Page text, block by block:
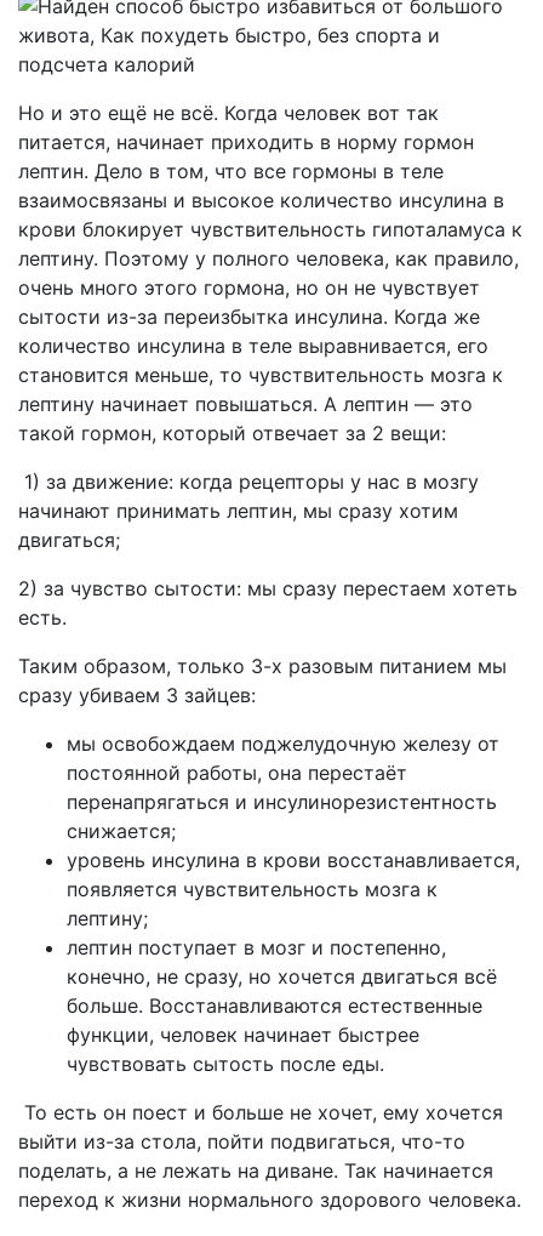
Но и это ещё не всё. Когда человек вот так
питается, начинает приходить в норму гормон
лептин. Дело в том, что все гормоны в теле
взаимосвязаны и высокое количество инсулина в
крови блокирует чувствительность гипоталамуса к
лептину. Поэтому у полного человека, как правило,
очень много этого гормона, но он не чувствует
сытости из-за переизбытка инсулина. Когда же
количество инсулина в теле выравнивается, его
становится меньше, то чувствительность мозга к
лептину начинает повышаться. А лептин — это
такой гормон, который отвечает за 2 вещи:
1) за движение: когда рецепторы у нас в мозгу
начинают принимать лептин, мы сразу хотим
двигаться;
2) за чувство сытости: мы сразу перестаем хотеть
есть.
Таким образом, только 3-х разовым питанием мы
сразу убиваем 3 зайцев:
мы освобождаем поджелудочную железу от
постоянной работы, она перестаёт
перенапрягаться и инсулинорезистентность
снижается;
уровень инсулина в крови восстанавливается,
появляется чувствительность мозга к
лептину;
лептин поступает в мозг и постепенно,
конечно, не сразу, но хочется двигаться всё
больше. Восстанавливаются естественные
функции, человек начинает быстрее
чувствовать сытость после еды.
То есть он поест и больше не хочет, ему хочется
выйти из-за стола, пойти подвигаться, что-то
поделать, а не лежать на диване. Так начинается
переход к жизни нормального здорового человека.